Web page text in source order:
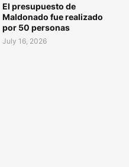
El presupuesto de
Maldonado fue realizado
por 50 personas
July 16, 2026